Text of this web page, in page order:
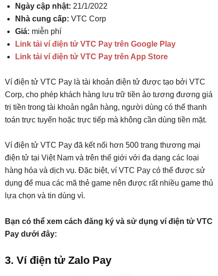
Ngày cập nhật: 21/1/2022
Nhà cung cấp: VTC Corp
Giá: miễn phí
Link tải ví điện tử VTC Pay trên Google Play
Link tải ví điện tử VTC Pay trên App Store
Ví điện tử VTC Pay là tài khoản điện tử được tạo bởi VTC
Corp, cho phép khách hàng lưu trữ tiền ảo tương đương giá
trị tiền trong tài khoản ngân hàng, người dùng có thể thanh
toán trực tuyến hoặc trực tiếp mà không cần dùng tiền mặt.
Ví điện tử VTC Pay đã kết nối hơn 500 trang thương mại
điện tử tại Việt Nam và trên thế giới với đa dạng các loại
hàng hóa và dịch vụ. Đặc biệt, ví VTC Pay có thể được sử
dụng để mua các mã thẻ game nên được rất nhiều game thủ
lựa chọn và tin dùng vì.
Bạn có thể xem cách đăng ký và sử dụng ví điện tử VTC
Pay dưới đây:
3. Ví điện tử Zalo Pay